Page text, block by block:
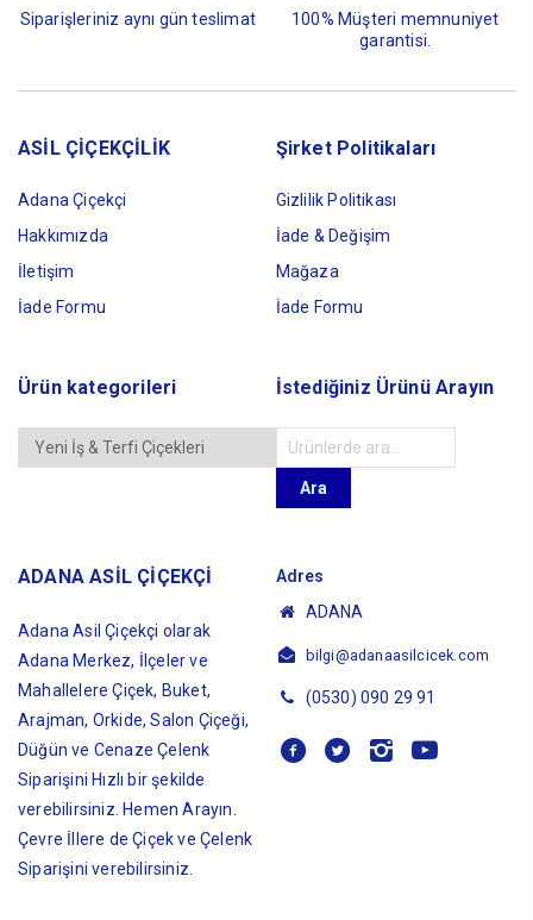
Siparişleriniz aynı gün teslimat
100% Müşteri memnuniyet
garantisi.
ASİL ÇİÇEKÇİLİK
Adana Çiçekçi
Hakkımızda
İletişim
İade Formu
Şirket Politikaları
Gizlilik Politikası
İade & Değişim
Mağaza
İade Formu
Ürün kategorileri İstediğiniz Ürünü Arayın
Ara:
Ara
ADANA ASİL ÇİÇEKÇİ
Adana Asil Çiçekçi olarak
Adana Merkez, İlçeler ve
Mahallelere Çiçek, Buket,
Arajman, Orkide, Salon Çiçeği,
Düğün ve Cenaze Çelenk
Siparişini Hızlı bir şekilde
verebilirsiniz. Hemen Arayın.
Çevre İllere de Çiçek ve Çelenk
Siparişini verebilirsiniz.
Adres
ADANA
bilgi@adanaasilcicek.com
(0530) 090 29 91